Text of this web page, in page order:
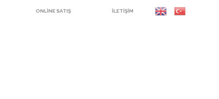
ONLINE SATIŞ İLETIŞIM